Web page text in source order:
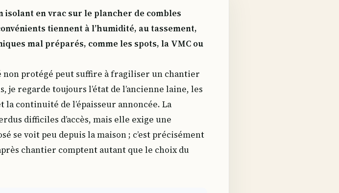
en vrac sur le plancher de combles
tiennent à l’humidité, au tassement,
mal préparés, comme les spots, la VMC ou
non protégé peut suffire à fragiliser un chantier
je regarde toujours l’état de l’ancienne laine, les
continuité de l’épaisseur annoncée. La
difficiles d’accès, mais elle exige une
se voit peu depuis la maison ; c’est précisément
chantier comptent autant que le choix du